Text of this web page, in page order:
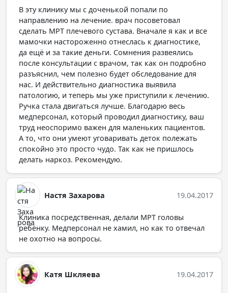
В эту клинику мы с доченькой попали по
направлению на лечение. врач посоветовал
сделать МРТ плечевого сустава. Вначале я как и все
мамочки настороженно отнеслась к диагностике,
да ещё и за такие деньги. Сомнения развеялись
после консультации с врачом, так как он подробно
разъяснил, чем полезно будет обследование для
нас. И действительно диагностика выявила
патологию, и теперь мы уже приступили к лечению.
Ручка стала двигаться лучше. Благодарю весь
медперсонал, который проводил диагностику, ваш
труд неоспоримо важен для маленьких пациентов.
А то, что они умеют уговаривать деток полежать
спокойно это просто чудо. Так как не пришлось
делать наркоз. Рекомендую.
Настя Захарова 19.04.2017
Клиника посредственная, делали МРТ головы
ребёнку. Медперсонал не хамил, но как то отвечал
не охотно на вопросы.
Катя Шкляева 19.04.2017